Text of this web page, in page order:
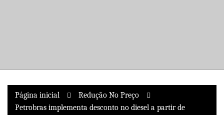
Página inicial
Redução No Preço
Petrobras implementa desconto no diesel a partir de